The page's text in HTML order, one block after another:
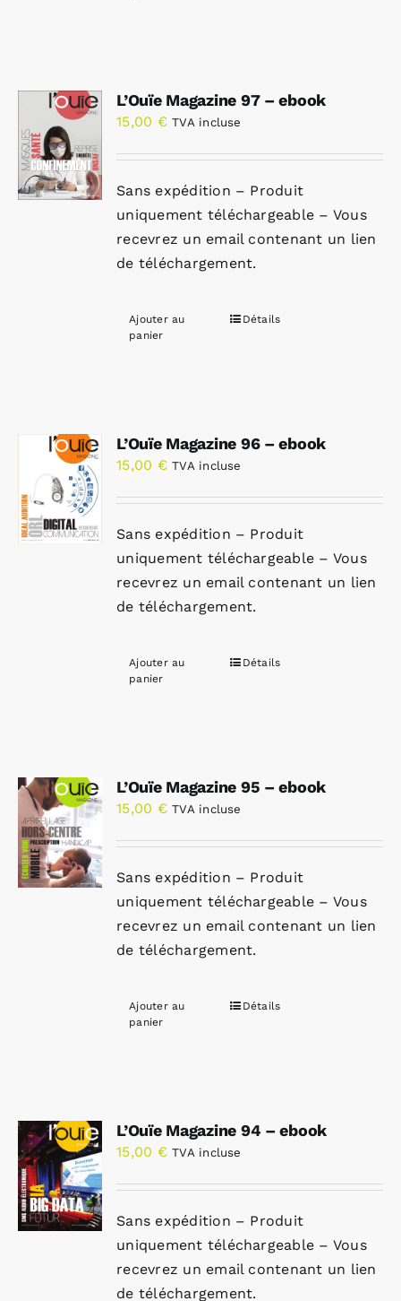
L’Ouïe Magazine 97 – ebook
15,00 € TVA incluse
Sans expédition – Produit
uniquement téléchargeable – Vous
recevrez un email contenant un lien
de téléchargement.
Ajouter au
panier
Détails
L’Ouïe Magazine 96 – ebook
15,00 € TVA incluse
Sans expédition – Produit
uniquement téléchargeable – Vous
recevrez un email contenant un lien
de téléchargement.
Ajouter au
panier
Détails
L’Ouïe Magazine 95 – ebook
15,00 € TVA incluse
Sans expédition – Produit
uniquement téléchargeable – Vous
recevrez un email contenant un lien
de téléchargement.
Ajouter au
panier
Détails
L’Ouïe Magazine 94 – ebook
15,00 € TVA incluse
Sans expédition – Produit
uniquement téléchargeable – Vous
recevrez un email contenant un lien
de téléchargement.